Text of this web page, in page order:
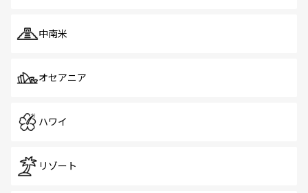
中南米
オセアニア
ハワイ
リゾート